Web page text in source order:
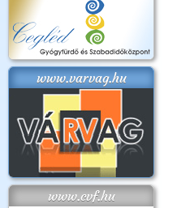
www.varvag.hu
www.cvf.hu